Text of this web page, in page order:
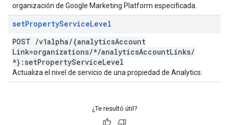
organización de Google Marketing Platform especificada.
setPropertyServiceLevel
POST /v1alpha/{analyticsAccount
Link=organizations/*/analyticsAccountLinks/
*}:setPropertyServiceLevel
Actualiza el nivel de servicio de una propiedad de Analytics.
¿Te resultó útil?